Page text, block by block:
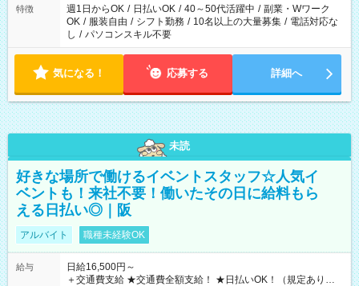
特徴 週1日からOK / 日払いOK / 40～50代活躍中 / 副業・Wワーク
OK / 服装自由 / シフト勤務 / 10名以上の大量募集 / 電話対応な
し / パソコンスキル不要
気になる！ 応募する 詳細へ
未読
好きな場所で働けるイベントスタッフ☆人気イ
ベントも！来社不要！働いたその日に給料もら
える日払い◎｜阪
アルバイト 職種未経験OK
給与
日給16,500円～
＋交通費支給 ★交通費全額支給！ ★日払いOK！（規定あり） ┗